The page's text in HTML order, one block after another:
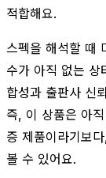
적합해요.
스펙을 해석할 때
수가 아직 없는 상
합성과 출판사 신
즉, 이 상품은 아
증 제품이라기보
볼 수 있어요.